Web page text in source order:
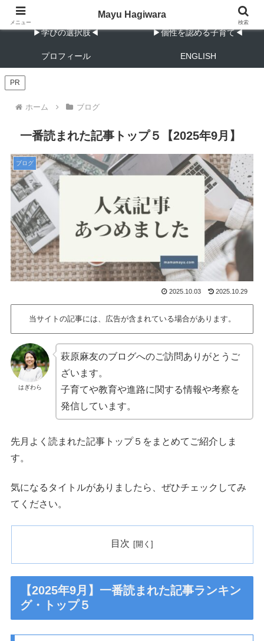
教育と子育ての実践メモ
▶︎学びの選択肢◀︎ ▶︎個性を認める子育て◀︎
プロフィール ENGLISH
PR
ホーム ブログ
一番読まれた記事トップ５【2025年9月】
ブログ
2025.10.03 2025.10.29
当サイトの記事には、広告が含まれている場合があります。
はぎわら
萩原麻友のブログへのご訪問ありがとうご
ざいます。
子育てや教育や進路に関する情報や考察を
発信しています。
先月よく読まれた記事トップ５をまとめてご紹介しま
す。
気になるタイトルがありましたら、ぜひチェックしてみ
てください。
目次
【2025年9月】一番読まれた記事ランキン
グ・トップ５
メニュー
Mayu Hagiwara
検索